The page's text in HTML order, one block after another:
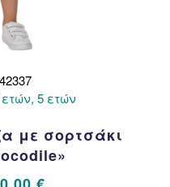
5 ετών
με σορτσάκι